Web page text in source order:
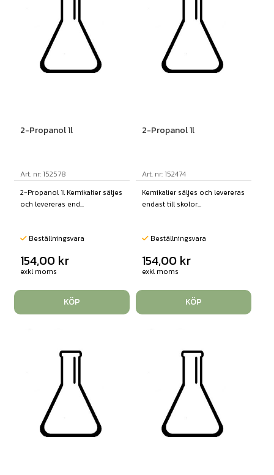
2-Propanol 1l
Art. nr: 152578
2-Propanol 1l Kemikalier säljes
och levereras end...
Beställningsvara
154,00 kr
exkl moms
KÖP
2-Propanol 1l
Art. nr: 152474
Kemikalier säljes och levereras
endast till skolor...
Beställningsvara
154,00 kr
exkl moms
KÖP